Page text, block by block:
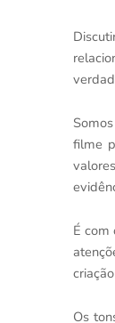
filme
É
Os